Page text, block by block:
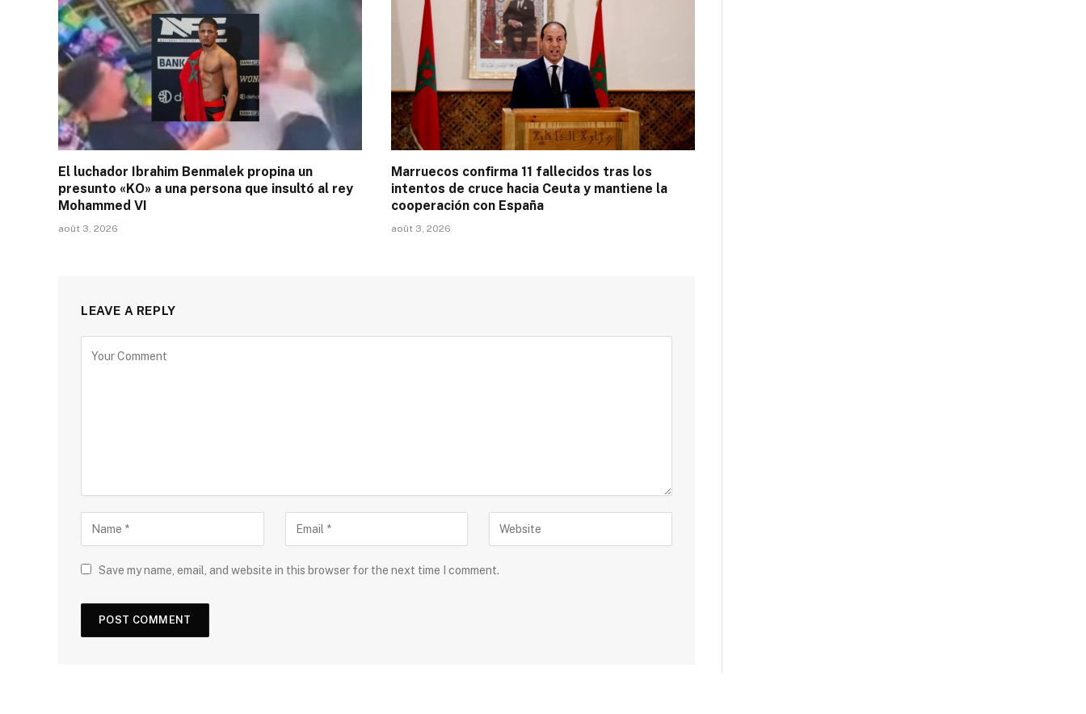
El luchador Ibrahim Benmalek propina un
presunto «KO» a una persona que insultó al rey
Mohammed VI
août 3, 2026
Marruecos confirma 11 fallecidos tras los
intentos de cruce hacia Ceuta y mantiene la
cooperación con España
août 3, 2026
LEAVE A REPLY
Save my name, email, and website in this browser for the next time I comment.